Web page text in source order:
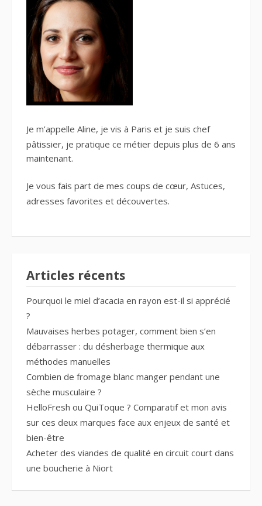
Je m’appelle Aline, je vis à Paris et je suis chef
pâtissier, je pratique ce métier depuis plus de 6 ans
maintenant.
Je vous fais part de mes coups de cœur, Astuces,
adresses favorites et découvertes.
Articles récents
Pourquoi le miel d’acacia en rayon est-il si apprécié
?
Mauvaises herbes potager, comment bien s’en
débarrasser : du désherbage thermique aux
méthodes manuelles
Combien de fromage blanc manger pendant une
sèche musculaire ?
HelloFresh ou QuiToque ? Comparatif et mon avis
sur ces deux marques face aux enjeux de santé et
bien-être
Acheter des viandes de qualité en circuit court dans
une boucherie à Niort